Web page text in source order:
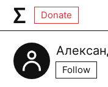
Donate
Follow